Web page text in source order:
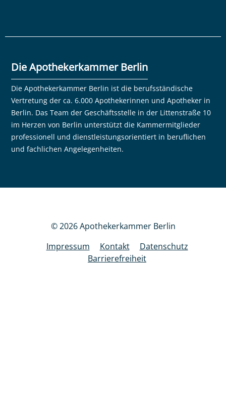
Die Apothekerkammer Berlin
Die Apothekerkammer Berlin ist die berufsständische
Vertretung der ca. 6.000 Apothekerinnen und Apotheker in
Berlin. Das Team der Geschäftsstelle in der Littenstraße 10
im Herzen von Berlin unterstützt die Kammermitglieder
professionell und dienstleistungsorientiert in beruflichen
und fachlichen Angelegenheiten.
© 2026 Apothekerkammer Berlin
Impressum
Kontakt
Datenschutz
Barrierefreiheit